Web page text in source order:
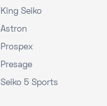
King Seiko
Astron
Prospex
Presage
Seiko 5 Sports